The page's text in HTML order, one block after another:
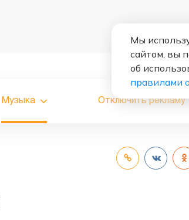
Музыка Отключить рекламу
Мы
сайтом, вы
об
правилами